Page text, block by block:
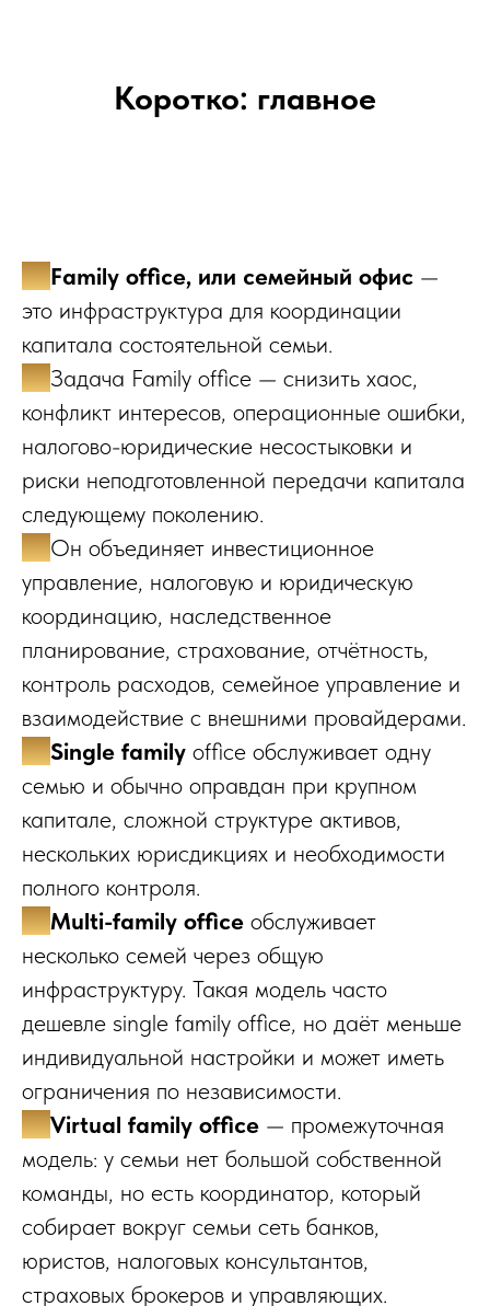
Коротко: главное
✔️Family office, или семейный офис —
это инфраструктура для координации
капитала состоятельной семьи.
✔️Задача Family office — снизить хаос,
конфликт интересов, операционные ошибки,
налогово-юридические несостыковки и
риски неподготовленной передачи капитала
следующему поколению.
✔️Он объединяет инвестиционное
управление, налоговую и юридическую
координацию, наследственное
планирование, страхование, отчётность,
контроль расходов, семейное управление и
взаимодействие с внешними провайдерами.
✔️Single family office обслуживает одну
семью и обычно оправдан при крупном
капитале, сложной структуре активов,
нескольких юрисдикциях и необходимости
полного контроля.
✔️Multi-family office обслуживает
несколько семей через общую
инфраструктуру. Такая модель часто
дешевле single family office, но даёт меньше
индивидуальной настройки и может иметь
ограничения по независимости.
✔️Virtual family office — промежуточная
модель: у семьи нет большой собственной
команды, но есть координатор, который
собирает вокруг семьи сеть банков,
юристов, налоговых консультантов,
страховых брокеров и управляющих.